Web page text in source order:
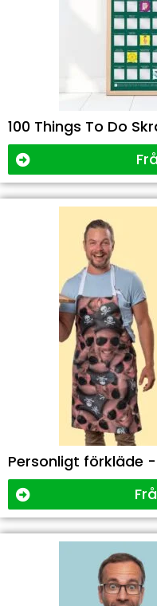
100 Things To Do
Personligt förkläde